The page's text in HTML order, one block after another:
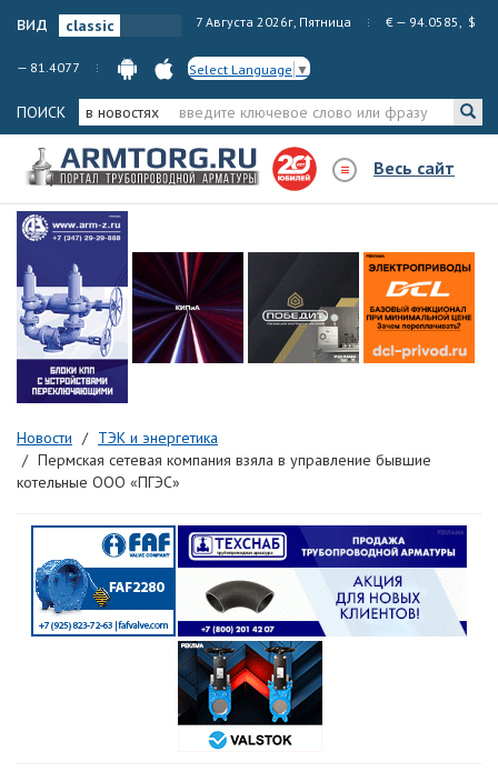
вид 7 Августа 2026г, Пятница € — 94.0585, $
— 81.4077 Select Language ▼
ПОИСК в новостях
Весь сайт
Новости
ТЭК и энергетика
Пермская сетевая компания взяла в управление бывшие
котельные ООО «ПГЭС»